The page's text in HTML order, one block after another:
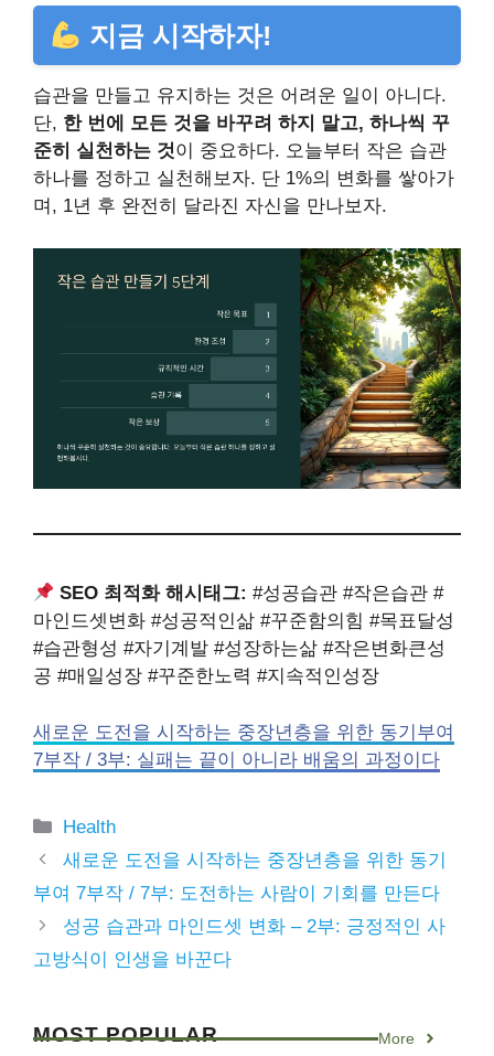
지금 시작하자!
습관을 만들고 유지하는 것은 어려운 일이 아니다.
단, 한 번에 모든 것을 바꾸려 하지 말고, 하나씩 꾸
준히 실천하는 것이 중요하다. 오늘부터 작은 습관
하나를 정하고 실천해보자. 단 1%의 변화를 쌓아가
며, 1년 후 완전히 달라진 자신을 만나보자.
SEO 최적화 해시태그: #성공습관 #작은습관 #
마인드셋변화 #성공적인삶 #꾸준함의힘 #목표달성
#습관형성 #자기계발 #성장하는삶 #작은변화큰성
공 #매일성장 #꾸준한노력 #지속적인성장
새로운 도전을 시작하는 중장년층을 위한 동기부여
7부작 / 3부: 실패는 끝이 아니라 배움의 과정이다
Categories
Health
새로운 도전을 시작하는 중장년층을 위한 동기
부여 7부작 / 7부: 도전하는 사람이 기회를 만든다
성공 습관과 마인드셋 변화 – 2부: 긍정적인 사
고방식이 인생을 바꾼다
MOSTPOPULAR More